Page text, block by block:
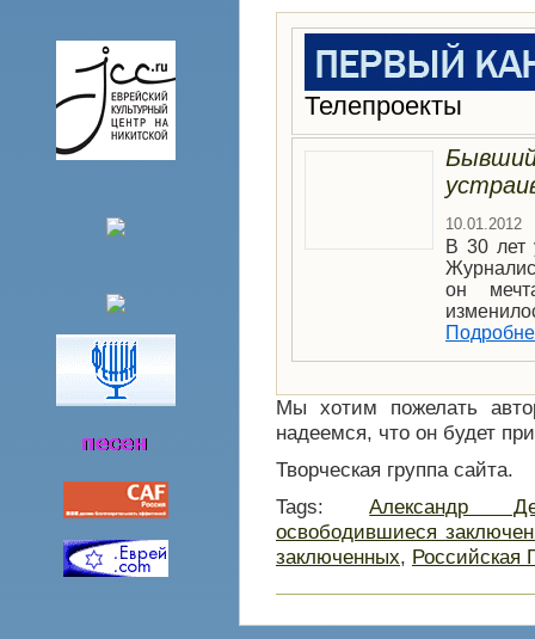
Телепроекты
10.01.2012
В 30 лет
он
Мы хотим пожелать
надеемся, что он будет
Творческая группа сайта.
Tags:Александр
освободившиеся
заключенных, Российская